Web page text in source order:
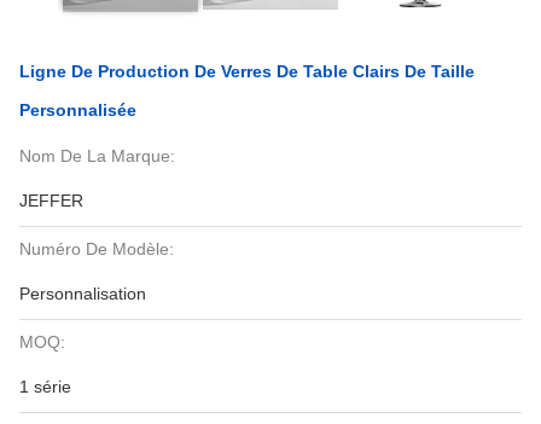
Ligne De Production De Verres De Table Clairs De Taille
Personnalisée
Nom De La Marque:
JEFFER
Numéro De Modèle:
Personnalisation
MOQ:
1 série